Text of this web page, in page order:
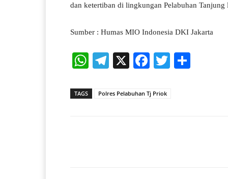
dan ketertiban di lingkungan Pelabuhan
Sumber : Humas MIO Indonesia DKI Jakarta
W
ts
Te
gr
X
Fa
bo
T
TAGS Polres Pelabuhan Tj Priok